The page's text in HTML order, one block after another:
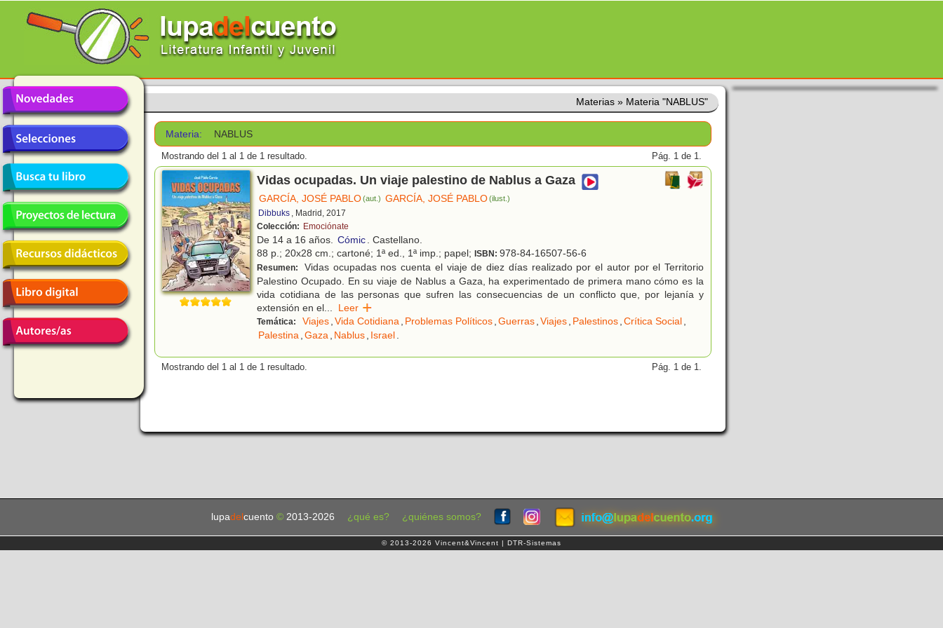
Materias » Materia "NABLUS"
Materia: NABLUS
Mostrando del 1 al 1 de 1 resultado. Pág. 1 de 1.
Vidas ocupadas. Un viaje palestino de Nablus a Gaza
GARCÍA, JOSÉ PABLO(aut.) GARCÍA, JOSÉ PABLO(ilust.)
Dibbuks , Madrid, 2017
Colección: Emociónate
De 14 a 16 años. Cómic. Castellano.
88 p.; 20x28 cm.; cartoné; 1ª ed., 1ª imp.; papel; ISBN: 978-84-16507-56-6
Resumen:
Vidas ocupadas nos cuenta el viaje de diez días realizado por el autor por el Territorio
Palestino Ocupado. En su viaje de Nablus a Gaza, ha experimentado de primera mano cómo es la
vida cotidiana de las personas que sufren las consecuencias de un conflicto que, por lejanía y
extensión en el... Leer
Temática: Viajes,Vida Cotidiana, Problemas Políticos,Guerras,Viajes, Palestinos,Crítica Social,
Palestina,Gaza, Nablus, Israel.
Mostrando del 1 al 1 de 1 resultado. Pág. 1 de 1.
lupadel cuento © 2013-2026 ¿qué es? ¿quiénes somos?
© 2013-2026 Vincent&Vincent | DTR-Sistemas